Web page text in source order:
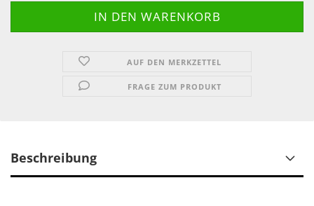
AUF DEN MERKZETTEL
FRAGE ZUM PRODUKT
Beschreibung